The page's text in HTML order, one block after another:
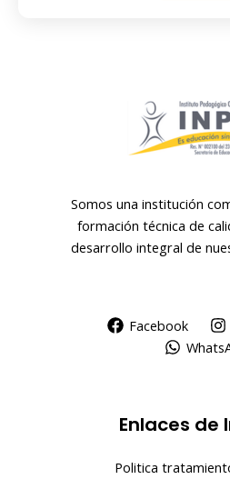
Somos una institución
formación técnica de
desarrollo integral de
Facebook
Enlaces de
Politica